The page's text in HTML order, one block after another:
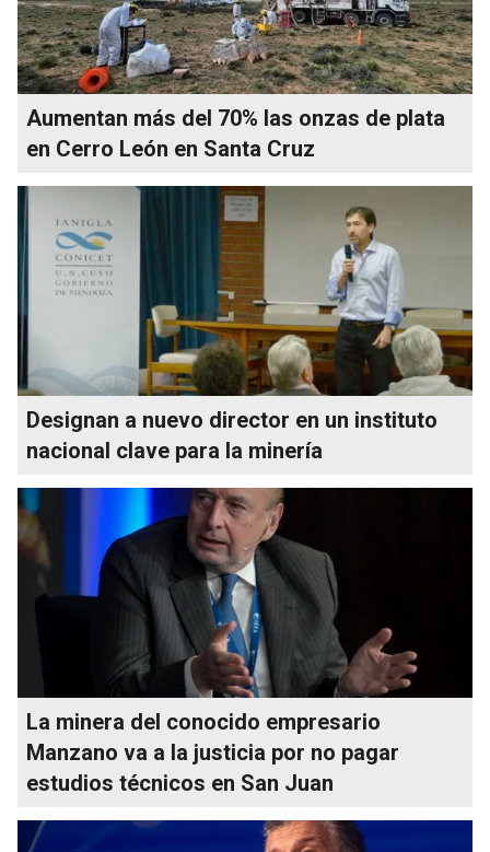
Aumentan más del 70% las onzas de plata
en Cerro León en Santa Cruz
Designan a nuevo director en un instituto
nacional clave para la minería
La minera del conocido empresario
Manzano va a la justicia por no pagar
estudios técnicos en San Juan